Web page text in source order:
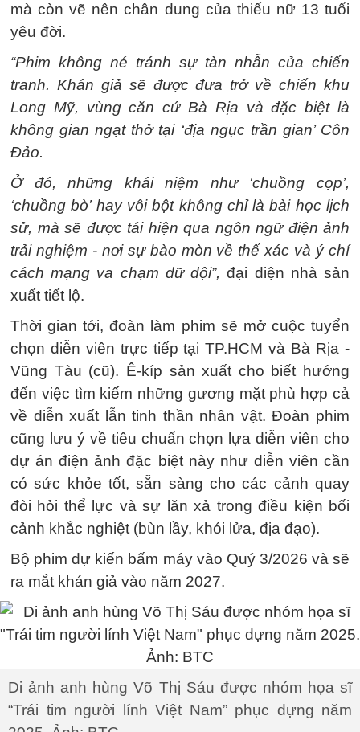
mà còn vẽ nên chân dung của thiếu nữ 13 tuổi
yêu đời.
“Phim không né tránh sự tàn nhẫn của chiến
tranh. Khán giả sẽ được đưa trở về chiến khu
Long Mỹ, vùng căn cứ Bà Rịa và đặc biệt là
không gian ngạt thở tại ‘địa ngục trần gian’ Côn
Đảo.
Ở đó, những khái niệm như ‘chuồng cọp’,
‘chuồng bò’ hay vôi bột không chỉ là bài học lịch
sử, mà sẽ được tái hiện qua ngôn ngữ điện ảnh
trải nghiệm - nơi sự bào mòn về thể xác và ý chí
cách mạng va chạm dữ dội”, đại diện nhà sản
xuất tiết lộ.
Thời gian tới, đoàn làm phim sẽ mở cuộc tuyển
chọn diễn viên trực tiếp tại TP.HCM và Bà Rịa -
Vũng Tàu (cũ). Ê-kíp sản xuất cho biết hướng
đến việc tìm kiếm những gương mặt phù hợp cả
về diễn xuất lẫn tinh thần nhân vật. Đoàn phim
cũng lưu ý về tiêu chuẩn chọn lựa diễn viên cho
dự án điện ảnh đặc biệt này như diễn viên cần
có sức khỏe tốt, sẵn sàng cho các cảnh quay
đòi hỏi thể lực và sự lăn xả trong điều kiện bối
cảnh khắc nghiệt (bùn lầy, khói lửa, địa đạo).
Bộ phim dự kiến bấm máy vào Quý 3/2026 và sẽ
ra mắt khán giả vào năm 2027.
Di ảnh anh hùng Võ Thị Sáu được nhóm họa sĩ
“Trái tim người lính Việt Nam” phục dựng năm